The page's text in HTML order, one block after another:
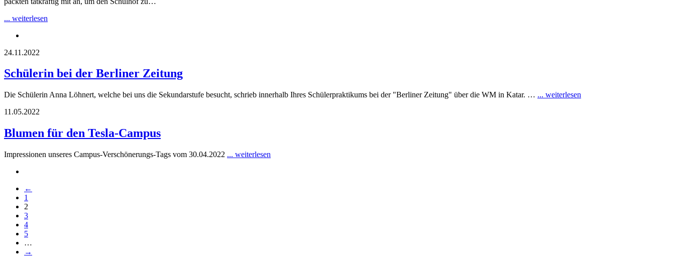
... weiterlesen
24.11.2022
Schülerin bei der Berliner Zeitung
Die Schülerin Anna Löhnert, welche bei uns die Sekundarstufe besucht, schrieb innerhalb Ihres Schülerpraktikums bei der "Berliner Zeitung" über die WM in Katar. … ... weiterlesen
11.05.2022
Blumen für den Tesla-Campus
Impressionen unseres Campus-Verschönerungs-Tags vom 30.04.2022 ... weiterlesen
←
1
2
3
4
5
…
→